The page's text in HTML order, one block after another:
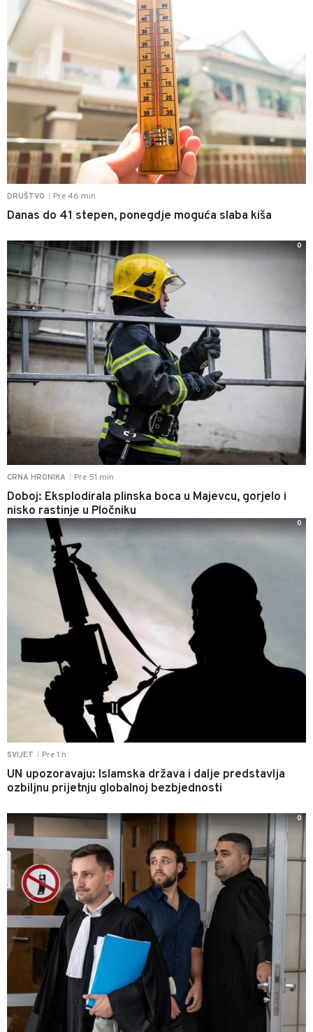
DRUŠTVO Pre 46 min
Danas do 41 stepen, ponegdje moguća slaba kiša
CRNA HRONIKA Pre 51 min
Doboj: Eksplodirala plinska boca u Majevcu, gorjelo i
nisko rastinje u Pločniku
0
SVIJET Pre 1 h
UN upozoravaju: Islamska država i dalje predstavlja
ozbiljnu prijetnju globalnoj bezbjednosti
0
0